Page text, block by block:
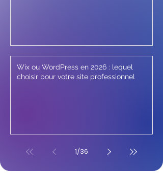
Wix ou WordPress en 2026 : lequel
choisir pour votre site professionnel
1/36